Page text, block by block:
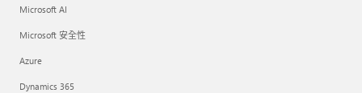
Microsoft AI
Microsoft 安全性
Azure
Dynamics 365